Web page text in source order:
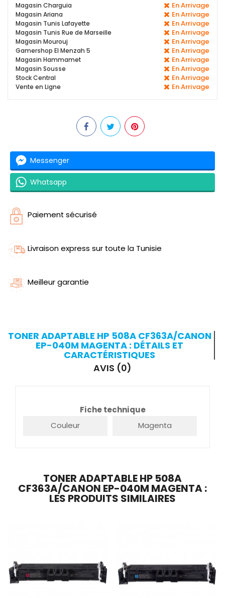
Magasin Charguia En Arrivage
Magasin Ariana En Arrivage
Magasin Tunis Lafayette En Arrivage
Magasin Tunis Rue de Marseille En Arrivage
Magasin Mourouj En Arrivage
Gamershop El Menzah 5 En Arrivage
Magasin Hammamet En Arrivage
Magasin Sousse En Arrivage
Stock Central En Arrivage
Vente en Ligne En Arrivage
Messenger
Whatsapp
Paiement sécurisé
Livraison express sur toute la Tunisie
Meilleur garantie
TONER ADAPTABLE HP 508A CF363A/CANON
EP-040M MAGENTA : DÉTAILS ET
CARACTÉRISTIQUES
AVIS (0)
Fiche technique
Couleur
Magenta
TONER ADAPTABLE HP 508A
CF363A/CANON EP-040M MAGENTA :
LES PRODUITS SIMILAIRES